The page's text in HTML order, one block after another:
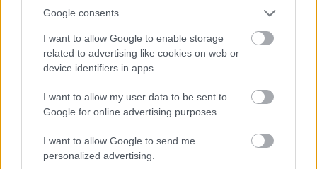
Google consents
I want to allow Google to enable storage
related to advertising like cookies on web or
device identifiers in apps.
I want to allow my user data to be sent to
Google for online advertising purposes.
I want to allow Google to send me
personalized advertising.
Στο 1ο Σύστημα Ναυτοπροσκόπων Σικυωνίας
λειτουργούν και τα τέσσερα Τμήματα, με
τακτικές δράσεις στην εστία, πολυήμερες
εκδρομές για την Ομάδα και την Κοινότητα και
ημερήσιες για την Αγέλη.
Το Σύστημα συμμετέχει σε δράσεις μαζί με την
τοπική κοινωνία (καθαρισμός παραλίας Κιάτου,